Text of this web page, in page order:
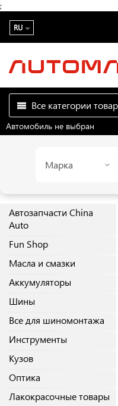
;
RU
Все категории
Автомобиль не выбран
Марка
Автозапчасти China
Auto
Fun Shop
Масла и смазки
Аккумуляторы
Шины
Все для шиномонтажа
Инструменты
Кузов
Оптика
Лакокрасочные товары